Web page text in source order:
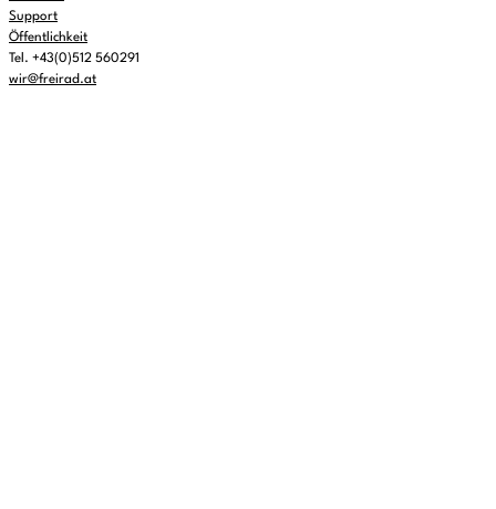
Support
Öffentlichkeit
Tel. +43(0)512 560291
wir@freirad.at